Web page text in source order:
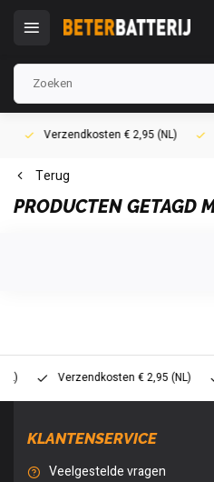
Verzendkosten € 2,95 (NL)
Terug
PRODUCTEN GETAGD
Verzendkosten € 2,95 (NL)
KLANTENSERVICE
Veelgestelde vragen